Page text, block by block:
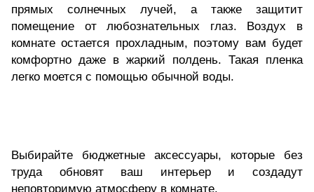
прямых солнечных лучей, а также защитит
помещение от любознательных глаз. Воздух в
комнате остается прохладным, поэтому вам будет
комфортно даже в жаркий полдень. Такая пленка
легко моется с помощью обычной воды.
Выбирайте бюджетные аксессуары, которые без
труда обновят ваш интерьер и создадут
неповторимую атмосферу в комнате.